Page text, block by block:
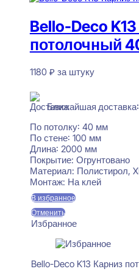
Bello-Deco
потолочный
1180 ₽ за штуку
Ближайшая
По потолку: 40 мм
По стене: 100 мм
Длина: 2000 мм
Покрытие: Огрунтовано
Материал: Полистирол,
Монтаж: На клей
В избранное
Отменить
Избранное
Bello-Deco K13 Карниз